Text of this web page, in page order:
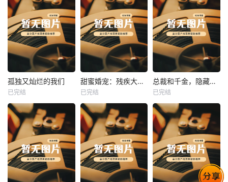
热播
未知
孤独又灿烂的我们
已完结
热播
未知
甜蜜婚宠：残疾大佬夜夜撩
已完结
热播
未知
总裁和千金，隐藏身份闪婚了
已完结